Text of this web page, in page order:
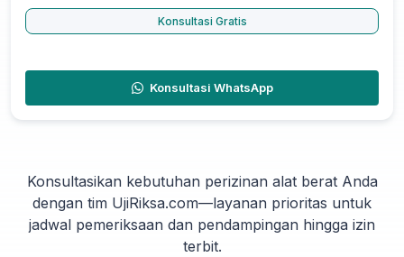
Konsultasi Gratis
Konsultasi WhatsApp
Konsultasikan kebutuhan perizinan alat berat Anda
dengan tim UjiRiksa.com—layanan prioritas untuk
jadwal pemeriksaan dan pendampingan hingga izin
terbit.